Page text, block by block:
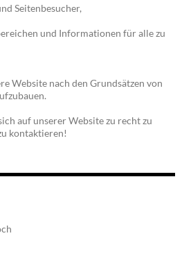
Seitenbesucher,
und Informationen für alle zu
Website nach den Grundsätzen von
auf unserer Website zu recht zu
kontaktieren!